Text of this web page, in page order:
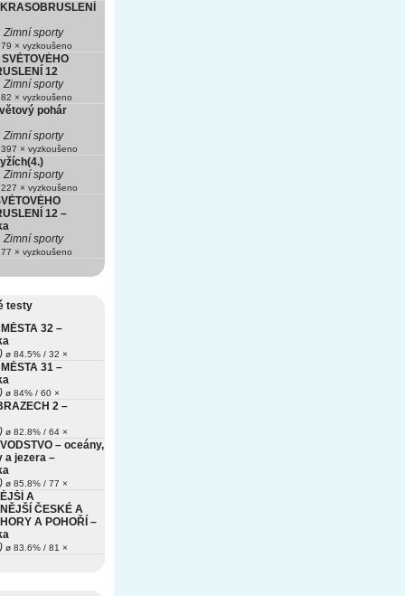
Zimní sporty
× vyzkoušeno
12
Zimní sporty
× vyzkoušeno
pohár
Zimní sporty
× vyzkoušeno
Zimní sporty
× vyzkoušeno
12 –
Zimní sporty
× vyzkoušeno
testy
32 –
ø 84.5% / 32 ×
31 –
ø 84% / 60 ×
2 –
ø 82.8% / 64 ×
– oceány,
a jezera –
ø 85.8% / 77 ×
A
ČESKÉ A
A POHOŘÍ –
ø 83.6% / 81 ×